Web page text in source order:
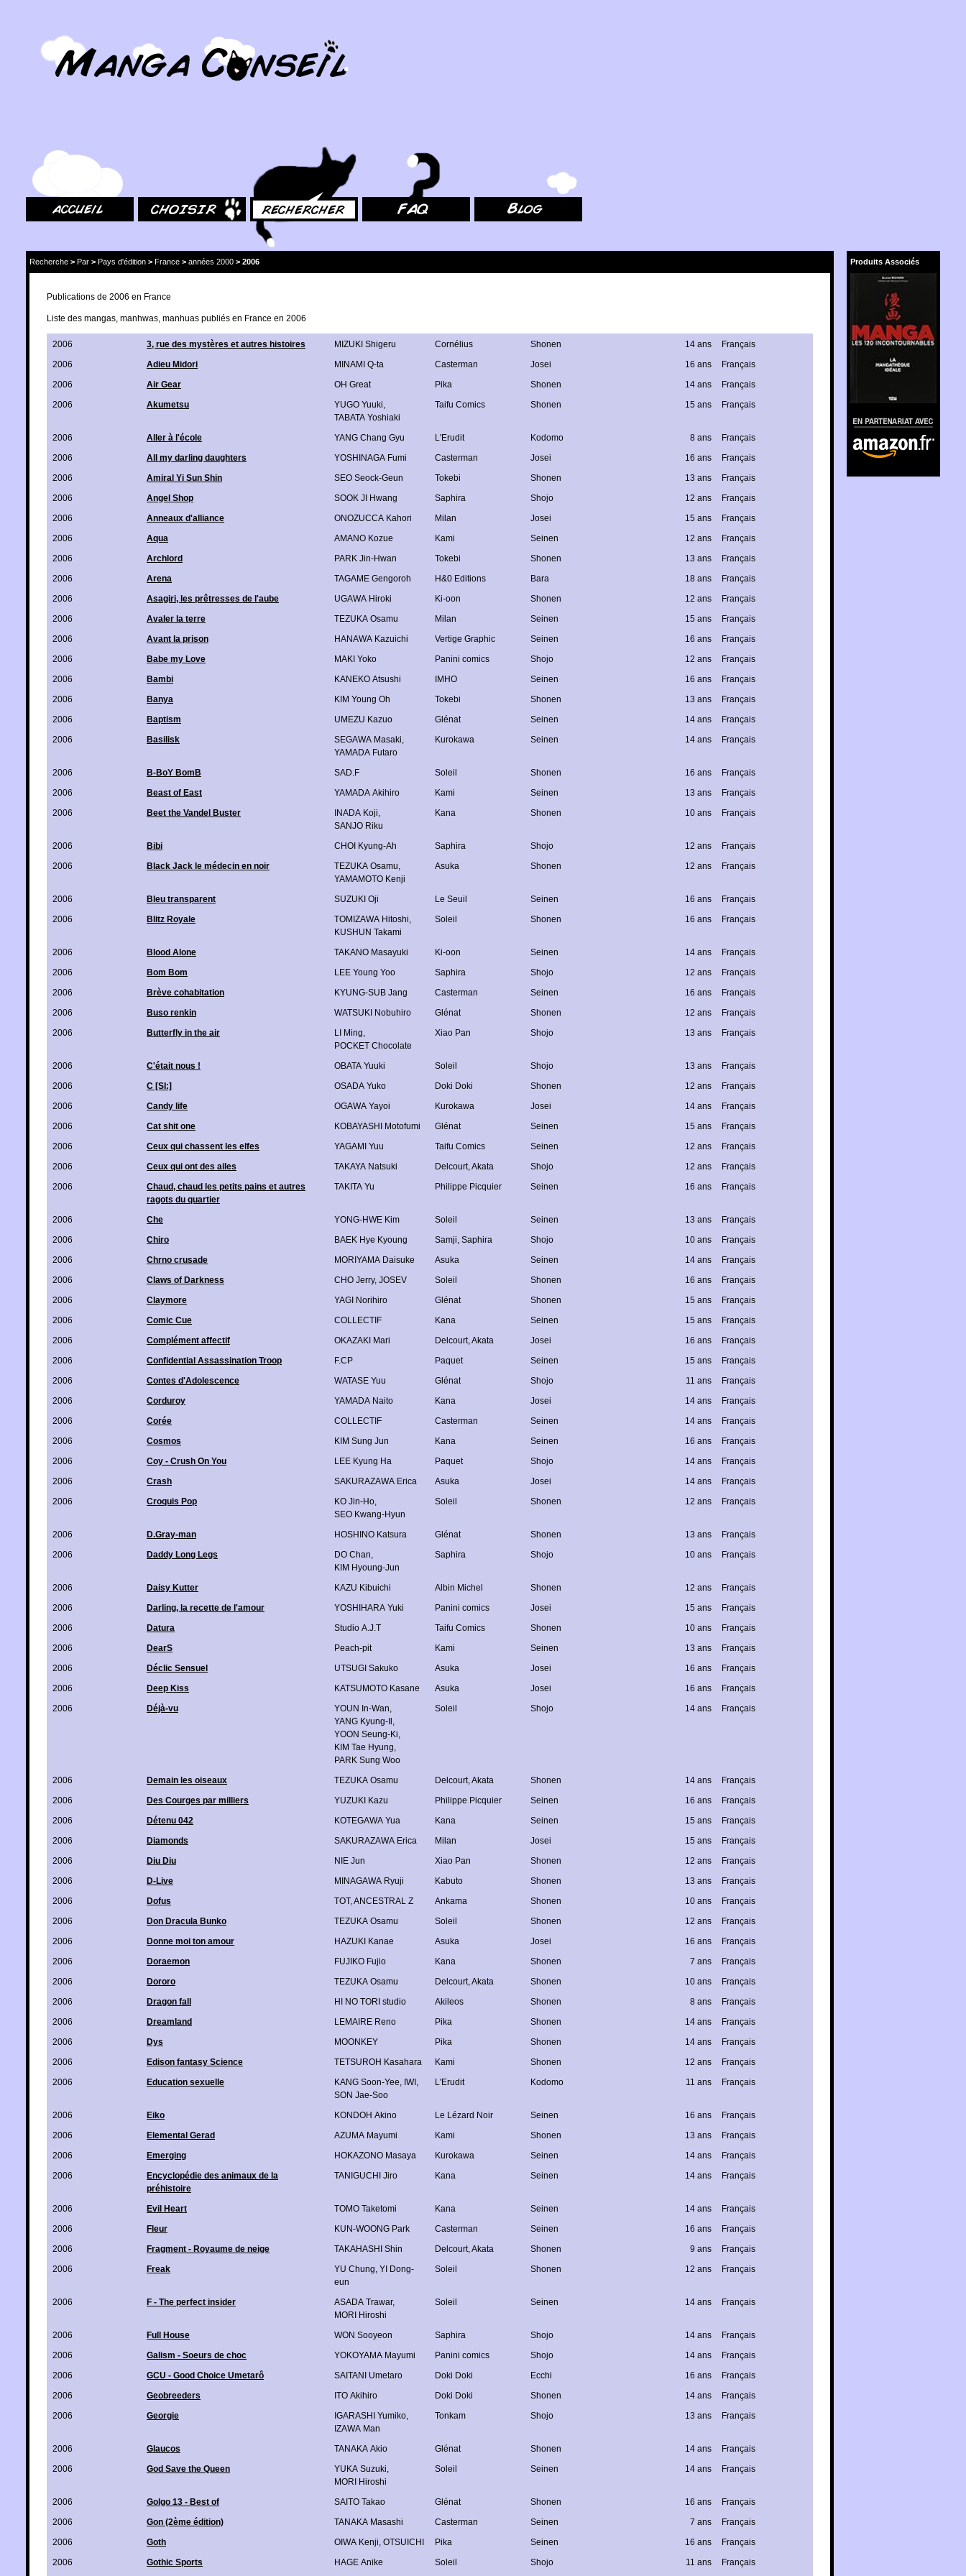
Produits Associés
En partenariat avec
Amazon.fr
Recherche > Par > Pays d'édition > France > années 2000 > 2006
Publications de 2006 en France
Liste des mangas, manhwas, manhuas publiés en France en 2006
2006 3, rue des mystères et autres histoires MIZUKI Shigeru Cornélius Shonen 14 ans
Français
2006
Adieu Midori MINAMI Q-ta Casterman Josei 16 ans
Français
2006
Air Gear OH Great Pika Shonen 14 ans
Français
2006
Akumetsu YUGO Yuuki
TABATA Yoshiaki
Taifu Comics Shonen 15 ans Français
2006 Aller à l'école YANG Chang Gyu L'Erudit Kodomo 8 ans
Français
2006
All my darling daughters YOSHINAGA Fumi Casterman Josei 16 ans
Français
2006
Amiral Yi Sun Shin SEO Seock-Geun Tokebi Shonen 13 ans
Français
2006
Angel Shop SOOK JI Hwang Saphira Shojo 12 ans
Français
2006
Anneaux d'alliance ONOZUCCA Kahori Milan Josei 15 ans
Français
2006
Aqua AMANO Kozue Kami Seinen 12 ans
Français
2006
Archlord PARK Jin-Hwan Tokebi Shonen 13 ans
Français
2006
Arena TAGAME Gengoroh H&0 Editions Bara 18 ans
Français
2006
Asagiri, les prêtresses de l'aube UGAWA Hiroki Ki-oon Shonen 12 ans
Français
2006
Avaler la terre TEZUKA Osamu Milan Seinen 15 ans
Français
2006
Avant la prison HANAWA Kazuichi Vertige Graphic Seinen 16 ans
Français
2006
Babe my Love MAKI Yoko Panini comics Shojo 12 ans
Français
2006
Bambi KANEKO Atsushi IMHO Seinen 16 ans
Français
2006
Banya KIM Young Oh Tokebi Shonen 13 ans
Français
2006
Baptism UMEZU Kazuo Glénat Seinen 14 ans
Français
2006
Basilisk SEGAWA Masaki
YAMADA Futaro
Kurokawa Seinen 14 ans Français
2006 B-BoY BomB SAD.F Soleil Shonen 16 ans
Français
2006
Beast of East YAMADA Akihiro Kami Seinen 13 ans
Français
2006
Beet the Vandel Buster INADA Koji
SANJO Riku
Kana Shonen 10 ans Français
2006 Bibi CHOI Kyung-Ah Saphira Shojo 12 ans
Français
2006
Black Jack le médecin en noir TEZUKA Osamu
YAMAMOTO Kenji
Asuka Shonen 12 ans Français
2006 Bleu transparent SUZUKI Oji Le Seuil Seinen 16 ans
Français
2006
Blitz Royale TOMIZAWA Hitoshi
KUSHUN Takami
Soleil Shonen 16 ans Français
2006 Blood Alone TAKANO Masayuki Ki-oon Seinen 14 ans
Français
2006
Bom Bom LEE Young Yoo Saphira Shojo 12 ans
Français
2006
Brève cohabitation KYUNG-SUB Jang Casterman Seinen 16 ans
Français
2006
Buso renkin WATSUKI Nobuhiro Glénat Shonen 12 ans
Français
2006
Butterfly in the air LI Ming
POCKET Chocolate
Xiao Pan Shojo 13 ans Français
2006 C'était nous ! OBATA Yuuki Soleil Shojo 13 ans
Français
2006
C [SI:] OSADA Yuko Doki Doki Shonen 12 ans
Français
2006
Candy life OGAWA Yayoi Kurokawa Josei 14 ans
Français
2006
Cat shit one KOBAYASHI Motofumi Glénat Seinen 15 ans
Français
2006
Ceux qui chassent les elfes YAGAMI Yuu Taifu Comics Seinen 12 ans
Français
2006
Ceux qui ont des ailes TAKAYA Natsuki Delcourt, Akata Shojo 12 ans
Français
2006
Chaud, chaud les petits pains et autres
ragots du quartier
TAKITA Yu Philippe Picquier Seinen 16 ans Français
2006 Che YONG-HWE Kim Soleil Seinen 13 ans
Français
2006
Chiro BAEK Hye Kyoung Samji Saphira Shojo 10 ans
Français
2006
Chrno crusade MORIYAMA Daisuke Asuka Seinen 14 ans
Français
2006
Claws of Darkness CHO Jerry, JOSEV Soleil Shonen 16 ans
Français
2006
Claymore YAGI Norihiro Glénat Shonen 15 ans
Français
2006
Comic Cue COLLECTIF Kana Seinen 15 ans
Français
2006
Complément affectif OKAZAKI Mari Delcourt, Akata Josei 16 ans
Français
2006
Confidential Assassination Troop F.CP Paquet Seinen 15 ans
Français
2006
Contes d'Adolescence WATASE Yuu Glénat Shojo 11 ans
Français
2006
Corduroy YAMADA Naito Kana Josei 14 ans
Français
2006
Corée COLLECTIF Casterman Seinen 14 ans
Français
2006
Cosmos KIM Sung Jun Kana Seinen 16 ans
Français
2006
Coy - Crush On You LEE Kyung Ha Paquet Shojo 14 ans
Français
2006
Crash SAKURAZAWA Erica Asuka Josei 14 ans
Français
2006
Croquis Pop KO Jin-Ho
SEO Kwang-Hyun
Soleil Shonen 12 ans Français
2006 D.Gray-man HOSHINO Katsura Glénat Shonen 13 ans
Français
2006
Daddy Long Legs DO Chan
KIM Hyoung-Jun
Saphira Shojo 10 ans Français
2006 Daisy Kutter KAZU Kibuichi Albin Michel Shonen 12 ans
Français
2006
Darling, la recette de l'amour YOSHIHARA Yuki Panini comics Josei 15 ans
Français
2006
Datura Studio A.J.T Taifu Comics Shonen 10 ans
Français
2006
DearS Peach-pit Kami Seinen 13 ans
Français
2006
Déclic Sensuel UTSUGI Sakuko Asuka Josei 16 ans
Français
2006
Deep Kiss KATSUMOTO Kasane Asuka Josei 16 ans
Français
2006
Déjà-vu YOUN In-Wan
YANG Kyung-Il
YOON Seung-Ki
KIM Tae Hyung
PARK Sung Woo
Soleil Shojo 14 ans Français
2006 Demain les oiseaux TEZUKA Osamu Delcourt, Akata Shonen 14 ans
Français
2006
Des Courges par milliers YUZUKI Kazu Philippe Picquier Seinen 16 ans
Français
2006
Détenu 042 KOTEGAWA Yua Kana Seinen 15 ans
Français
2006
Diamonds SAKURAZAWA Erica Milan Josei 15 ans
Français
2006
Diu Diu NIE Jun Xiao Pan Shonen 12 ans
Français
2006
D-Live MINAGAWA Ryuji Kabuto Shonen 13 ans
Français
2006
Dofus TOT, ANCESTRAL Z Ankama Shonen 10 ans
Français
2006
Don Dracula Bunko TEZUKA Osamu Soleil Shonen 12 ans
Français
2006
Donne moi ton amour HAZUKI Kanae Asuka Josei 16 ans
Français
2006
Doraemon FUJIKO Fujio Kana Shonen 7 ans
Français
2006
Dororo TEZUKA Osamu Delcourt, Akata Shonen 10 ans
Français
2006
Dragon fall HI NO TORI studio Akileos Shonen 8 ans
Français
2006
Dreamland LEMAIRE Reno Pika Shonen 14 ans
Français
2006
Dys MOONKEY Pika Shonen 14 ans
Français
2006
Edison fantasy Science TETSUROH Kasahara Kami Shonen 12 ans
Français
2006
Education sexuelle KANG Soon-Yee IWI
SON Jae-Soo
L'Erudit Kodomo 11 ans Français
2006 Eiko KONDOH Akino Le Lézard Noir Seinen 16 ans
Français
2006
Elemental Gerad AZUMA Mayumi Kami Shonen 13 ans
Français
2006
Emerging HOKAZONO Masaya Kurokawa Seinen 14 ans
Français
2006
Encyclopédie des animaux de la
préhistoire
TANIGUCHI Jiro Kana Seinen 14 ans Français
2006 Evil Heart TOMO Taketomi Kana Seinen 14 ans
Français
2006
Fleur KUN-WOONG Park Casterman Seinen 16 ans
Français
2006
Fragment - Royaume de neige TAKAHASHI Shin Delcourt, Akata Shonen 9 ans
Français
2006
Freak YU Chung YI Dong-
eun
Soleil Shonen 12 ans Français
2006 F - The perfect insider ASADA Trawar,
MORI Hiroshi
Soleil Seinen 14 ans Français
2006 Full House WON Sooyeon Saphira Shojo 14 ans
Français
2006
Galism - Soeurs de choc YOKOYAMA Mayumi Panini comics Shojo 14 ans
Français
2006
GCU - Good Choice Umetarô SAITANI Umetaro Doki Doki Ecchi 16 ans
Français
2006
Geobreeders ITO Akihiro Doki Doki Shonen 14 ans
Français
2006
Georgie IGARASHI Yumiko
IZAWA Man
Tonkam Shojo 13 ans Français
2006 Glaucos TANAKA Akio Glénat Shonen 14 ans
Français
2006
God Save the Queen YUKA Suzuki
MORI Hiroshi
Soleil Seinen 14 ans Français
2006 Golgo 13 - Best of SAITO Takao Glénat Shonen 16 ans
Français
2006
Gon (2ème édition) TANAKA Masashi Casterman Seinen 7 ans
Français
2006
Goth OIWA Kenji OTSUICHI Pika Seinen 16 ans
Français
2006
Gothic Sports HAGE Anike Soleil Shojo 11 ans Français